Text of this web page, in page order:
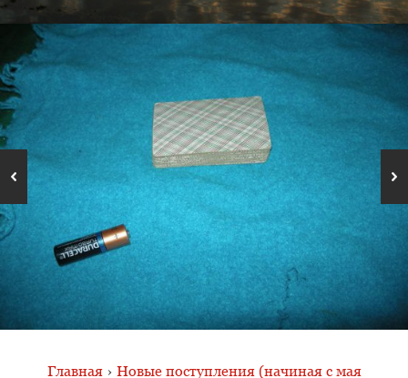
Главная › Новые поступления (начиная с мая